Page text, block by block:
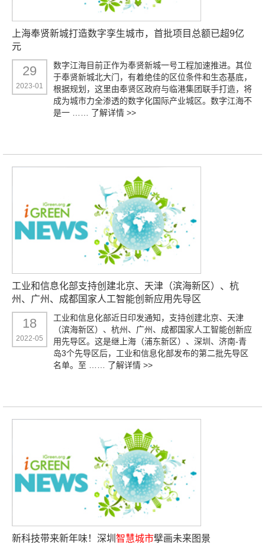
上海奉贤新城打造数字孪生城市，首批项目总额已超9亿
元
29
2023-01
数字江海目前正作为奉贤新城一号工程加速推进。其位
于奉贤新城北大门，有着绝佳的区位条件和生态基底，
根据规划，这里由奉贤区政府与临港集团联手打造，将
成为城市力全渗透的数字化国际产业城区。数字江海不
是一 …… 了解详情 >>
工业和信息化部支持创建北京、天津（滨海新区）、杭
州、广州、成都国家人工智能创新应用先导区
18
2022-05
工业和信息化部近日印发通知，支持创建北京、天津
（滨海新区）、杭州、广州、成都国家人工智能创新应
用先导区。这是继上海（浦东新区）、深圳、济南-青
岛3个先导区后，工业和信息化部发布的第二批先导区
名单。至 …… 了解详情 >>
新科技带来新年味！深圳 智慧城市擘画未来图景